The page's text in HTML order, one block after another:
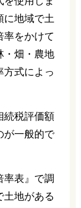
に地域で土
率をかけて
・畑・農地
方式によっ
続税評価額
が一般的で
率表』で調
土地がある